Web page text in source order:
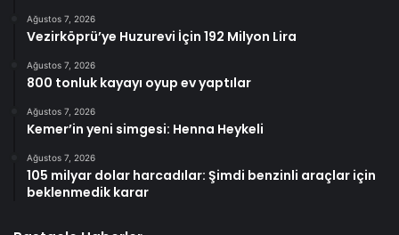
Ağustos 7, 2026
Vezirköprü’ye Huzurevi İçin 192 Milyon Lira
Ağustos 7, 2026
800 tonluk kayayı oyup ev yaptılar
Ağustos 7, 2026
Kemer’in yeni simgesi: Henna Heykeli
Ağustos 7, 2026
105 milyar dolar harcadılar: Şimdi benzinli araçlar için
beklenmedik karar